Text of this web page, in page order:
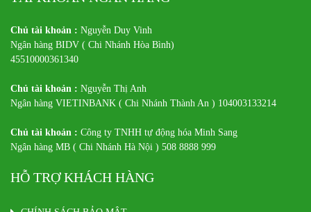
Chủ tài khoản : Nguyễn Duy Vinh
Ngân hàng BIDV ( Chi Nhánh Hòa Bình)
45510000361340
Chủ tài khoản : Nguyễn Thị Anh
Ngân hàng VIETINBANK ( Chi Nhánh Thành An ) 104003133214
Chủ tài khoản : Công ty TNHH tự động hóa Minh Sang
Ngân hàng MB ( Chi Nhánh Hà Nội ) 508 8888 999
HỖ TRỢ KHÁCH HÀNG